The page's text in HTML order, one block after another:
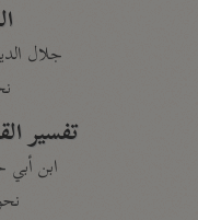
جلال
تفسير
ابن أبي
نحو ١٠